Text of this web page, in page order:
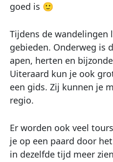
goed is 🙂
Tijdens de
gebieden. Onderweg is
apen, herten en
Uiteraard kun je ook
een gids. Zij kunnen je
regio.
Er worden ook veel
je op een paard door
in dezelfde tijd meer